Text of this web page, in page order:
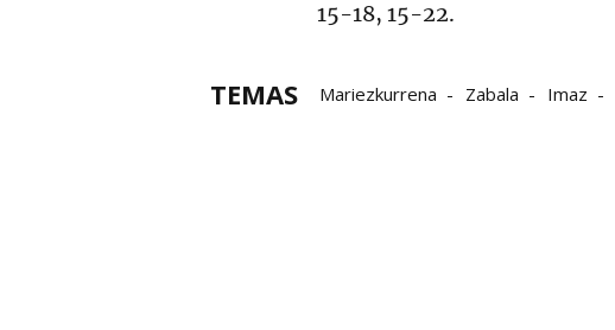
15-18, 15-22.
TEMAS Mariezkurrena Zabala Imaz